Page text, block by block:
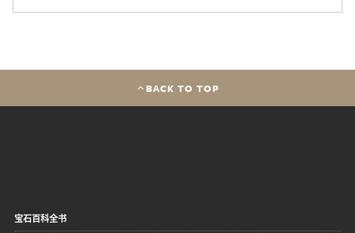
BACK TO TOP
宝石百科全书